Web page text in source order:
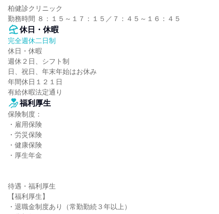
柏健診クリニック
勤務時間 ８：１５～１７：１５／７：４５～１６：４５
休日・休暇
完全週休二日制
休日・休暇
週休２日、シフト制
日、祝日、年末年始はお休み
年間休日１２１日
有給休暇法定通り
福利厚生
保険制度：
・雇用保険
・労災保険
・健康保険
・厚生年金
待遇・福利厚生
【福利厚生】
・退職金制度あり（常勤勤続３年以上）